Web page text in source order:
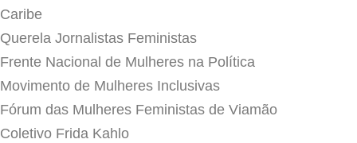
Caribe
Querela Jornalistas Feministas
Frente Nacional de Mulheres na Política
Movimento de Mulheres Inclusivas
Fórum das Mulheres Feministas de Viamão
Coletivo Frida Kahlo